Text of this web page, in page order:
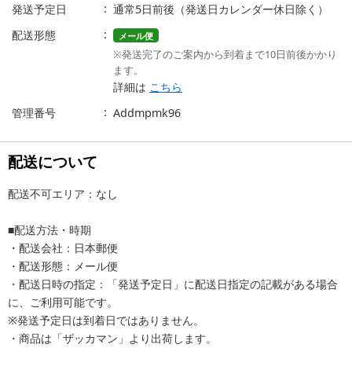
発送予定日
通常5日前後（発送日カレンダー休日除く）
配送形態
メール便
※発送完了のご案内から到着まで10日前後かかり
ます。
詳細は こちら
管理番号
Addmpmk96
配送について
配送不可エリア：なし
■配送方法・時期
・配送会社：日本郵便
・配送形態：メール便
・配送日時の指定：「発送予定日」に配送日指定の記載がある場合
に、ご利用可能です。
※発送予定日は到着日ではありません。
・商品は「ザッカマン」より出荷します。